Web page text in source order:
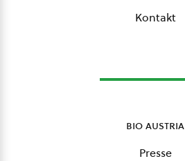
Kontakt
bio austria
Presse